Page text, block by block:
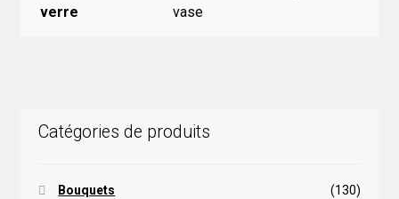
verre
vase
Catégories de produits
Bouquets (130)